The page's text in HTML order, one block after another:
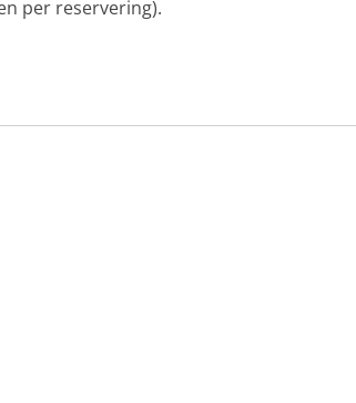
per reservering).